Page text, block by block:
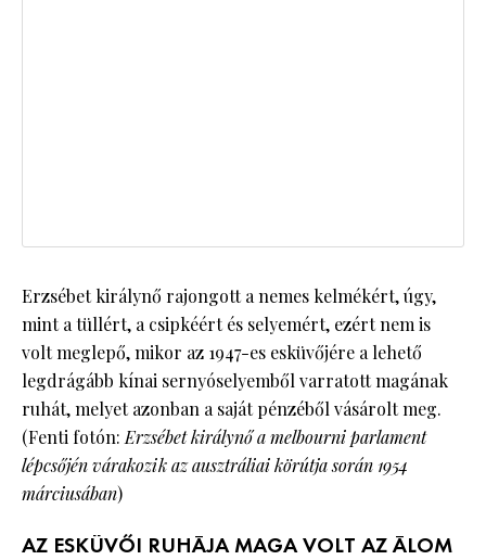
Erzsébet királynő rajongott a nemes kelmékért, úgy,
mint a tüllért, a csipkéért és selyemért, ezért nem is
volt meglepő, mikor az 1947-es esküvőjére a lehető
legdrágább kínai sernyóselyemből varratott magának
ruhát, melyet azonban a saját pénzéből vásárolt meg.
(Fenti fotón:Erzsébet királynő a melbourni parlament
lépcsőjén várakozik az ausztráliai körútja során 1954
márciusában)
AZ ESKÜVŐI RUHÁJA MAGA VOLT AZ ÁLOM